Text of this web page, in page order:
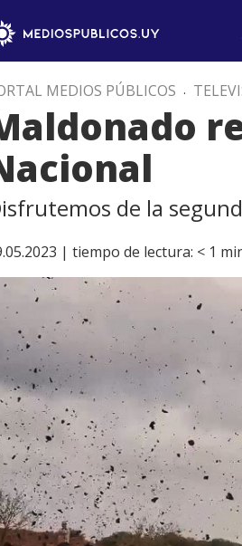
MEDIOS PÚBLICOS .
de la
| tiempo de lectura: < 1